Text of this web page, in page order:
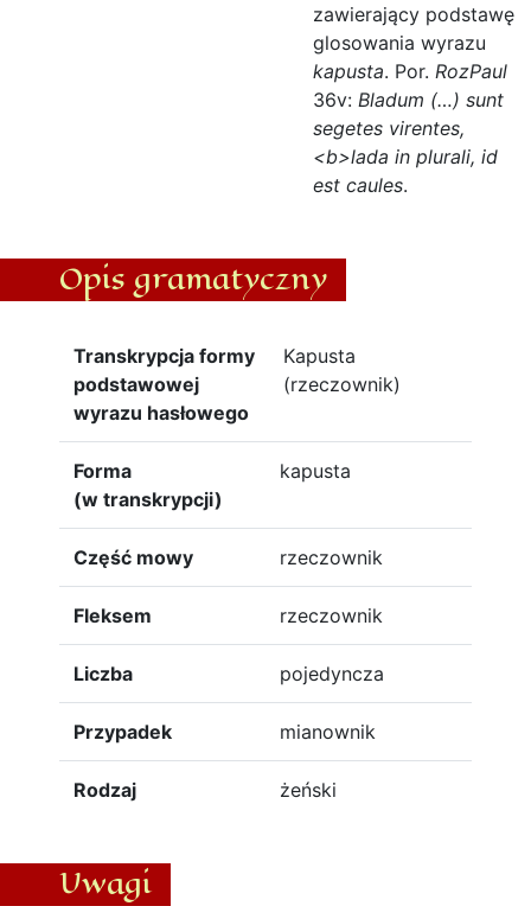
zawierający podstawę
glosowania wyrazu
kapusta. Por. RozPaul
36v: Bladum (…) sunt
segetes virentes,
<b>lada in plurali, id
est caules.
Opis gramatyczny
Transkrypcja formy
podstawowej
wyrazu hasłowego
Kapusta
(rzeczownik)
Forma
(w transkrypcji)
kapusta
Część mowy rzeczownik
Fleksem rzeczownik
Liczba pojedyncza
Przypadek mianownik
Rodzaj żeński
Uwagi